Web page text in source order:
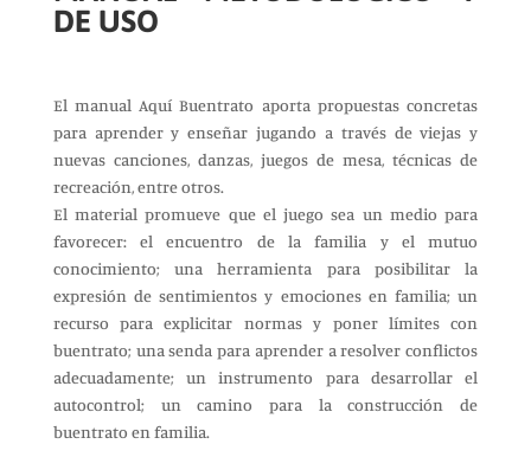
DE USO
El manual Aquí Buentrato aporta propuestas concretas
para aprender y enseñar jugando a través de viejas y
nuevas canciones, danzas, juegos de mesa, técnicas de
recreación, entre otros.
El material promueve que el juego sea un medio para
favorecer: el encuentro de la familia y el mutuo
conocimiento; una herramienta para posibilitar la
expresión de sentimientos y emociones en familia; un
recurso para explicitar normas y poner límites con
buentrato; una senda para aprender a resolver conflictos
adecuadamente; un instrumento para desarrollar el
autocontrol; un camino para la construcción de
buentrato en familia.